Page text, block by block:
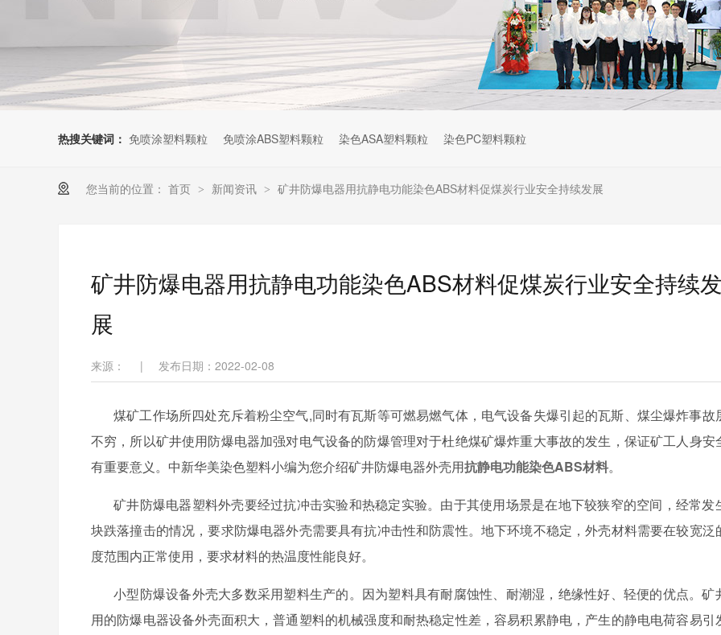
热搜关键词： 免喷涂塑料颗粒 免喷涂ABS塑料颗粒 染色ASA塑料颗粒 染色PC塑料颗粒
您当前的位置： 首页 > 新闻资讯 > 矿井防爆电器用抗静电功能染色ABS材料促煤炭行业安全持续发展
矿井防爆电器用抗静电功能染色ABS材料促煤炭行业安全持续发
展
来源： | 发布日期：2022-02-08
煤矿工作场所四处充斥着粉尘空气,同时有瓦斯等可燃易燃气体，电气设备失爆引起的瓦斯、煤尘爆炸事故
不穷，所以矿井使用防爆电器加强对电气设备的防爆管理对于杜绝煤矿爆炸重大事故的发生，保证矿工人身安
有重要意义。中新华美染色塑料小编为您介绍矿井防爆电器外壳用抗静电功能染色ABS材料。
矿井防爆电器塑料外壳要经过抗冲击实验和热稳定实验。由于其使用场景是在地下较狭窄的空间，经常发
块跌落撞击的情况，要求防爆电器外壳需要具有抗冲击性和防震性。地下环境不稳定，外壳材料需要在较宽泛
度范围内正常使用，要求材料的热温度性能良好。
小型防爆设备外壳大多数采用塑料生产的。因为塑料具有耐腐蚀性、耐潮湿，绝缘性好、轻便的优点。矿
用的防爆电器设备外壳面积大，普通塑料的机械强度和耐热稳定性差，容易积累静电，产生的静电电荷容易引